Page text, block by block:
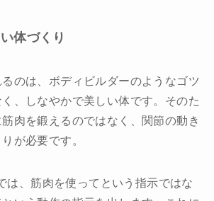
体づくり
のは、ボディビルダーのようなゴツ
、しなやかで美しい体です。そのた
肉を鍛えるのではなく、関節の動き
が必要です。
は、筋肉を使ってという指示ではな